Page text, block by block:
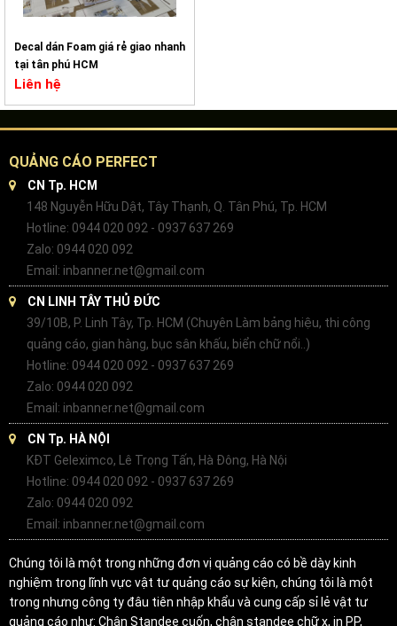
Decal dán Foam giá rẻ giao nhanh
tại tân phú HCM
Liên hệ
QUẢNG CÁO PERFECT
CN Tp. HCM
148 Nguyễn Hữu Dật, Tây Thạnh, Q. Tân Phú, Tp. HCM
Hotline: 0944 020 092 - 0937 637 269
Zalo: 0944 020 092
Email: inbanner.net@gmail.com
CN LINH TÂY THỦ ĐỨC
39/10B, P. Linh Tây, Tp. HCM (Chuyên Làm bảng hiệu, thi công
quảng cáo, gian hàng, bục sân khấu, biển chữ nổi..)
Hotline: 0944 020 092 - 0937 637 269
Zalo: 0944 020 092
Email: inbanner.net@gmail.com
CN Tp. HÀ NỘI
KĐT Geleximco, Lê Trọng Tấn, Hà Đông, Hà Nội
Hotline: 0944 020 092 - 0937 637 269
Zalo: 0944 020 092
Email: inbanner.net@gmail.com
Chúng tôi là một trong những đơn vị quảng cáo có bề dày kinh
nghiệm trong lĩnh vực vật tư quảng cáo sự kiện, chúng tôi là một
trong nhưng công ty đâu tiên nhập khẩu và cung cấp sỉ lẻ vật tư
quảng cáo như: Chân Standee cuốn, chân standee chữ x, in PP,